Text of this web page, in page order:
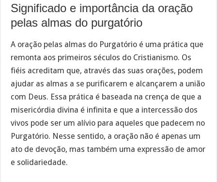
Significado e importância da oração
pelas almas do purgatório
A oração pelas almas do Purgatório é uma prática que
remonta aos primeiros séculos do Cristianismo. Os
fiéis acreditam que, através das suas orações, podem
ajudar as almas a se purificarem e alcançarem a união
com Deus. Essa prática é baseada na crença de que a
misericórdia divina é infinita e que a intercessão dos
vivos pode ser um alívio para aqueles que padecem no
Purgatório. Nesse sentido, a oração não é apenas um
ato de devoção, mas também uma expressão de amor
e solidariedade.